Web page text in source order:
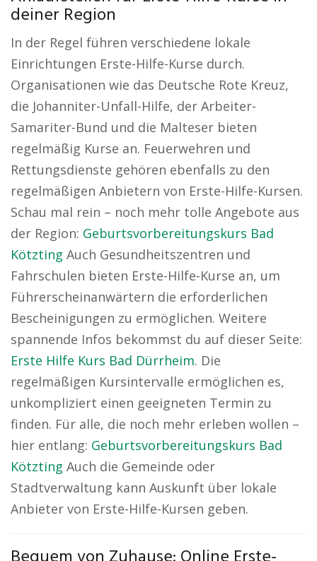
deiner Region
In der Regel führen verschiedene lokale
Einrichtungen Erste-Hilfe-Kurse durch.
Organisationen wie das Deutsche Rote Kreuz,
die Johanniter-Unfall-Hilfe, der Arbeiter-
Samariter-Bund und die Malteser bieten
regelmäßig Kurse an. Feuerwehren und
Rettungsdienste gehören ebenfalls zu den
regelmäßigen Anbietern von Erste-Hilfe-Kursen.
Schau mal rein – noch mehr tolle Angebote aus
der Region: Geburtsvorbereitungskurs Bad
Kötzting Auch Gesundheitszentren und
Fahrschulen bieten Erste-Hilfe-Kurse an, um
Führerscheinanwärtern die erforderlichen
Bescheinigungen zu ermöglichen. Weitere
spannende Infos bekommst du auf dieser Seite:
Erste Hilfe Kurs Bad Dürrheim. Die
regelmäßigen Kursintervalle ermöglichen es,
unkompliziert einen geeigneten Termin zu
finden. Für alle, die noch mehr erleben wollen –
hier entlang: Geburtsvorbereitungskurs Bad
Kötzting Auch die Gemeinde oder
Stadtverwaltung kann Auskunft über lokale
Anbieter von Erste-Hilfe-Kursen geben.